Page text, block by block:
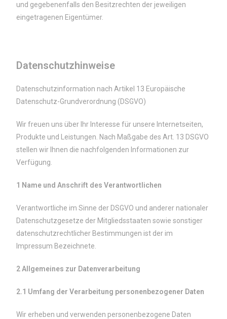
und gegebenenfalls den Besitzrechten der jeweiligen
eingetragenen Eigentümer.
Datenschutzhinweise
Datenschutzinformation nach Artikel 13 Europäische
Datenschutz-Grundverordnung (DSGVO)
Wir freuen uns über Ihr Interesse für unsere Internetseiten,
Produkte und Leistungen. Nach Maßgabe des Art. 13 DSGVO
stellen wir Ihnen die nachfolgenden Informationen zur
Verfügung.
1 Name und Anschrift des Verantwortlichen
Verantwortliche im Sinne der DSGVO und anderer nationaler
Datenschutzgesetze der Mitgliedsstaaten sowie sonstiger
datenschutzrechtlicher Bestimmungen ist der im
Impressum Bezeichnete.
2 Allgemeines zur Datenverarbeitung
2.1 Umfang der Verarbeitung personenbezogener Daten
Wir erheben und verwenden personenbezogene Daten